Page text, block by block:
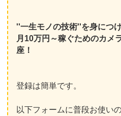
''一生モノの技術''を身につ
月10万円～稼ぐためのカメ
座！
登録は簡単です。
以下フォームに普段お使い